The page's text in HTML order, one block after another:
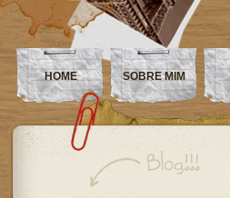
HOME SOBRE MIM